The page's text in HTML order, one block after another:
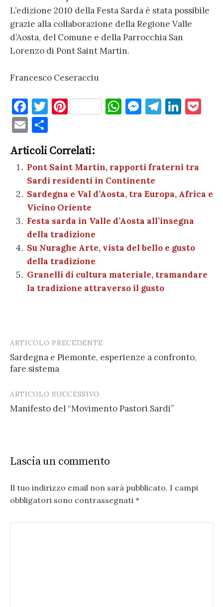
L’edizione 2010 della Festa Sarda è stata possibile
grazie alla collaborazione della Regione Valle
d’Aosta, del Comune e della Parrocchia San
Lorenzo di Pont Saint Martin.
Francesco Ceseracciu
F
a
c
e
b
o
o
k
T
te
r
Pi
es
t
W
A
p
p
M
g
er
T
a
Li
dI
n
E
m
ai
l
n
di
vi
di
Articoli Correlati:
Pont Saint Martin, rapporti fraterni tra
Sardi residenti in Continente
Sardegna e Val d’Aosta, tra Europa, Africa e
Vicino Oriente
Festa sarda in Valle d’Aosta all’insegna
della tradizione
Su Nuraghe Arte, vista del bello e gusto
della tradizione
Granelli di cultura materiale, tramandare
la tradizione attraverso il gusto
Post
navigation
ARTICOLO PRECEDENTE
Sardegna e Piemonte, esperienze a confronto,
fare sistema
ARTICOLO SUCCESSIVO
Manifesto del “Movimento Pastori Sardi”
Lascia un commento
Il tuo indirizzo email non sarà pubblicato. I campi
obbligatori sono contrassegnati *